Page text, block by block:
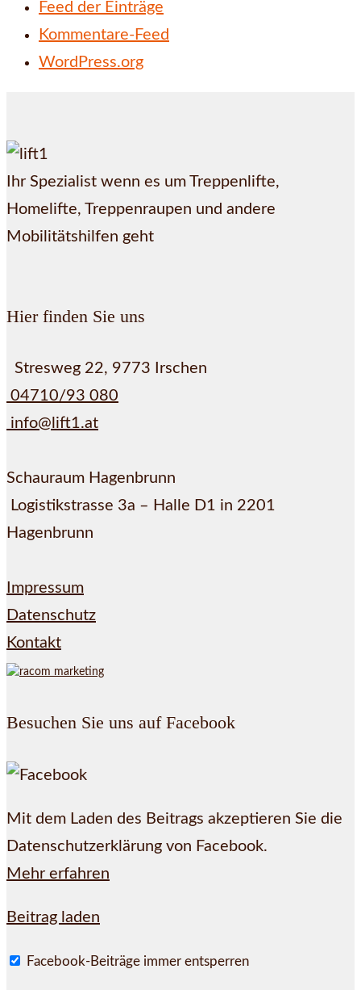
Feed der Einträge
Kommentare-Feed
WordPress.org
Ihr Spezialist wenn es um Treppenlifte,
Homelifte, Treppenraupen und andere
Mobilitätshilfen geht
Hier finden Sie uns
Stresweg 22, 9773 Irschen
04710/93 080
info@lift1.at
Schauraum Hagenbrunn
Logistikstrasse 3a – Halle D1 in 2201
Hagenbrunn
Impressum
Datenschutz
Kontakt
Besuchen Sie uns auf Facebook
Mit dem Laden des Beitrags akzeptieren Sie die
Datenschutzerklärung von Facebook.
Mehr erfahren
Beitrag laden
Facebook-Beiträge immer entsperren